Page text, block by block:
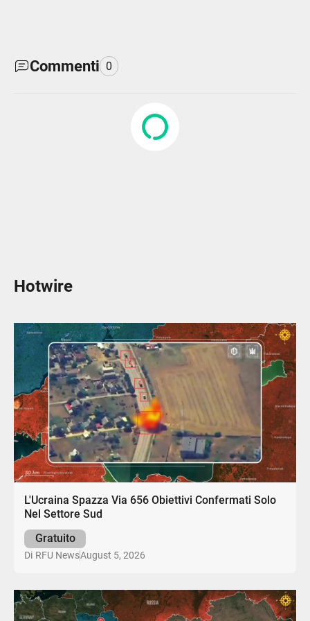
Commenti 0
Hotwire
L'Ucraina Spazza Via 656 Obiettivi Confermati Solo
Nel Settore Sud
Gratuito
Di RFU NewsAugust 5, 2026